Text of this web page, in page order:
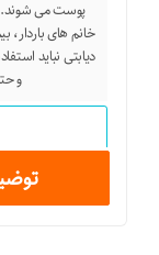
خانم های باردار،
دیابتی نباید
و